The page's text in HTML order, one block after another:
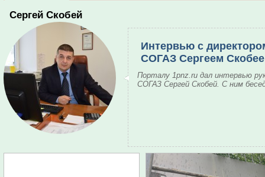
Сергей Скобей
Интервью с
СОГАЗ Сергеем
Порталу 1pnz.ru дал интервью
СОГАЗ Сергей Скобей. С ним